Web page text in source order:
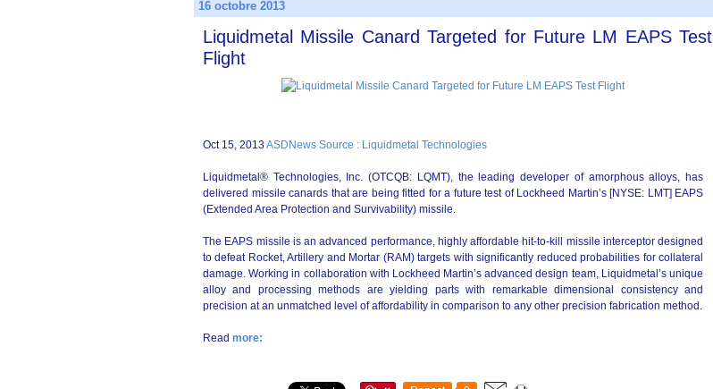
16 octobre 2013
Liquidmetal Missile Canard Targeted for Future LM EAPS Test
Flight
Oct 15, 2013 ASDNews Source : Liquidmetal Technologies
Liquidmetal® Technologies, Inc. (OTCQB: LQMT), the leading developer of amorphous alloys, has
delivered missile canards that are being fitted for a future test of Lockheed Martin’s [NYSE: LMT] EAPS
(Extended Area Protection and Survivability) missile.
The EAPS missile is an advanced performance, highly affordable hit-to-kill missile interceptor designed
to defeat Rocket, Artillery and Mortar (RAM) targets with significantly reduced probabilities for collateral
damage. Working in collaboration with Lockheed Martin’s advanced design team, Liquidmetal’s unique
alloy and processing methods are yielding parts with remarkable dimensional consistency and
precision at an unmatched level of affordability in comparison to any other precision fabrication method.
Read more: